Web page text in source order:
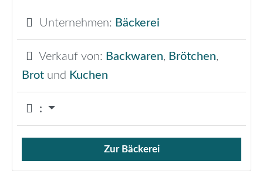
Unternehmen: Bäckerei
Verkauf von: Backwaren, Brötchen,
Brot und Kuchen
:
Verkauf von Brötchen,
Zur Bäckerei